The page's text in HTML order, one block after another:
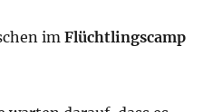
im Flüchtlingscamp